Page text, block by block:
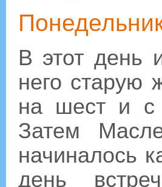
В этот день
него старую
на шест и с
Затем
начиналось
день